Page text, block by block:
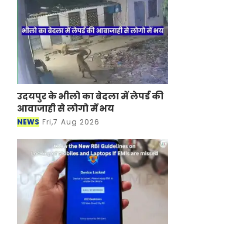
बोड़ाकी तक बन
उदयपुर के भीलो का बेदला में लेपर्ड की
आवाजाही से लोगो में भय
NEWS Fri,7 Aug 2026